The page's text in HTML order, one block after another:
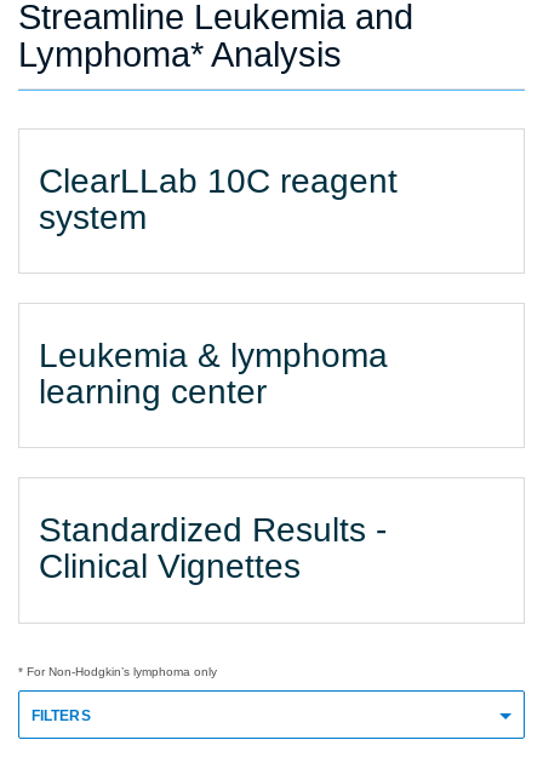
Streamline Leukemia and
Lymphoma* Analysis
ClearLLab 10C reagent
system
Leukemia & lymphoma
learning center
Standardized Results -
Clinical Vignettes
* For Non-Hodgkin’s lymphoma only
FILTERS